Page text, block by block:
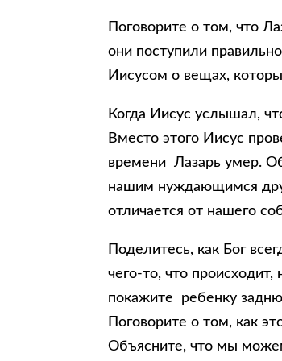
Поговорите о том, что
они поступили
Иисусом о вещах,
Когда Иисус услышал,
Вместо этого Иисус
времени Лазарь умер.
нашим нуждающимся
отличается от нашего
Поделитесь, как Бог
чего-то, что
покажите ребенку
Поговорите о том, как
Объясните, что мы